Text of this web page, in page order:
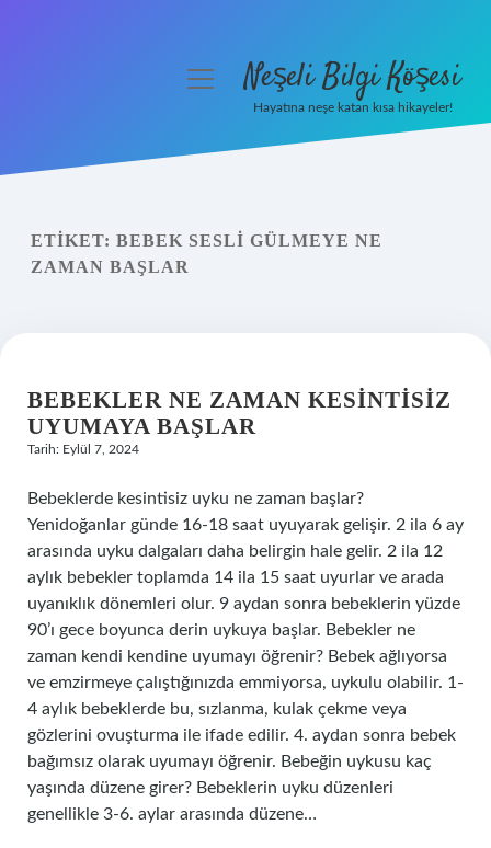
Yasal Uyarı
menüyüNeşeli Bilgi Köşesi
Hayatına neşe katan kısa hikayeler!
ETIKET: BEBEK SESLI GÜLMEYE NE
ZAMAN BAŞLAR
BEBEKLER NE ZAMAN KESINTISIZ
UYUMAYA BAŞLAR
Tarih: Eylül 7, 2024
Bebeklerde kesintisiz uyku ne zaman başlar?
Yenidoğanlar günde 16-18 saat uyuyarak gelişir. 2 ila 6 ay
arasında uyku dalgaları daha belirgin hale gelir. 2 ila 12
aylık bebekler toplamda 14 ila 15 saat uyurlar ve arada
uyanıklık dönemleri olur. 9 aydan sonra bebeklerin yüzde
90’ı gece boyunca derin uykuya başlar. Bebekler ne
zaman kendi kendine uyumayı öğrenir? Bebek ağlıyorsa
ve emzirmeye çalıştığınızda emmiyorsa, uykulu olabilir. 1-
4 aylık bebeklerde bu, sızlanma, kulak çekme veya
gözlerini ovuşturma ile ifade edilir. 4. aydan sonra bebek
bağımsız olarak uyumayı öğrenir. Bebeğin uykusu kaç
yaşında düzene girer? Bebeklerin uyku düzenleri
genellikle 3-6. aylar arasında düzene…